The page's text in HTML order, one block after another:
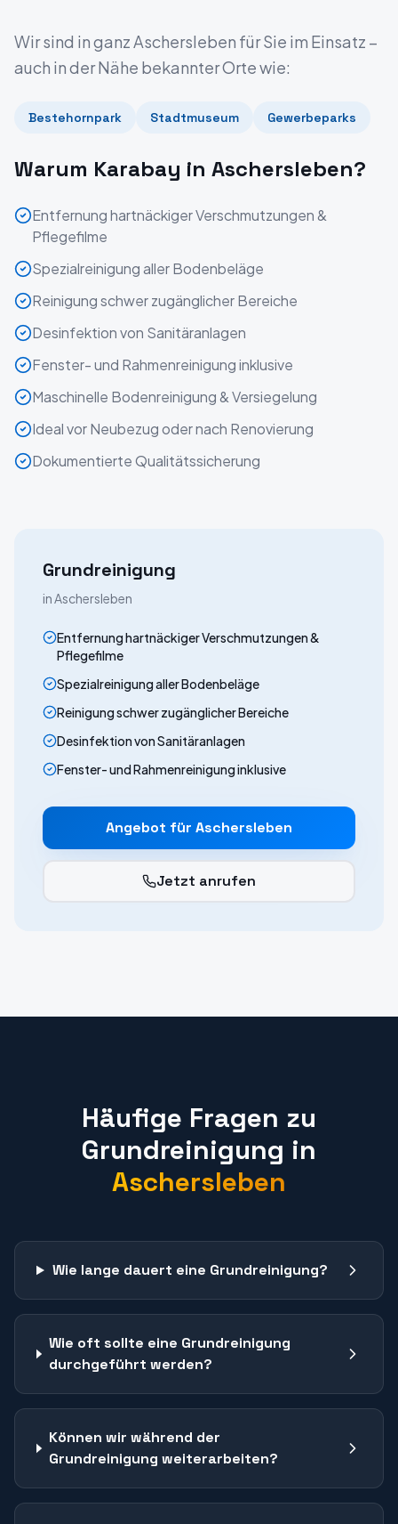
Wir sind in ganzAschersleben für Sie im Einsatz –
auch in der Nähe bekannter Orte wie:
Bestehornpark Stadtmuseum Gewerbeparks
Warum Karabay in Aschersleben?
Entfernung hartnäckiger Verschmutzungen &
Pflegefilme
Spezialreinigung aller Bodenbeläge
Reinigung schwer zugänglicher Bereiche
Desinfektion von Sanitäranlagen
Fenster- und Rahmenreinigung inklusive
Maschinelle Bodenreinigung & Versiegelung
Ideal vor Neubezug oder nach Renovierung
Dokumentierte Qualitätssicherung
Grundreinigung
inAschersleben
Entfernung hartnäckiger Verschmutzungen &
Pflegefilme
Spezialreinigung aller Bodenbeläge
Reinigung schwer zugänglicher Bereiche
Desinfektion von Sanitäranlagen
Fenster- und Rahmenreinigung inklusive
Angebot für Aschersleben
Jetzt anrufen
Häufige Fragen zu
Grundreinigung in
Aschersleben
Wie lange dauert eine Grundreinigung?
Wie oft sollte eine Grundreinigung
durchgeführt werden?
Können wir während der
Grundreinigung weiterarbeiten?